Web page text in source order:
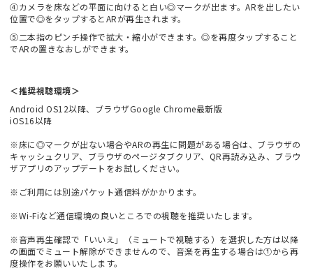
④カメラを床などの平面に向けると白い◎マークが出ます。ARを出したい
位置で◎をタップするとARが再生されます。
⑤二本指のピンチ操作で拡大・縮小ができます。◎を再度タップすること
でARの置きなおしができます。
＜推奨視聴環境＞
Android OS12以降、ブラウザGoogle Chrome最新版
iOS16以降
※床に◎マークが出ない場合やARの再生に問題がある場合は、ブラウザの
キャッシュクリア、ブラウザのページタブクリア、QR再読み込み、ブラウ
ザアプリのアップデートをお試しください。
※ご利用には別途パケット通信料がかかります。
※Wi-Fiなど通信環境の良いところでの視聴を推奨いたします。
※音声再生確認で「いいえ」（ミュートで視聴する）を選択した方は以降
の画面でミュート解除ができませんので、音楽を再生する場合は①から再
度操作をお願いいたします。